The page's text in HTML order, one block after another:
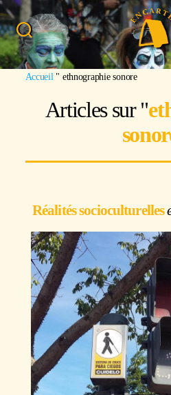
Accueil " ethnographie sonore
Articles sur "
Réalités socioculturelles